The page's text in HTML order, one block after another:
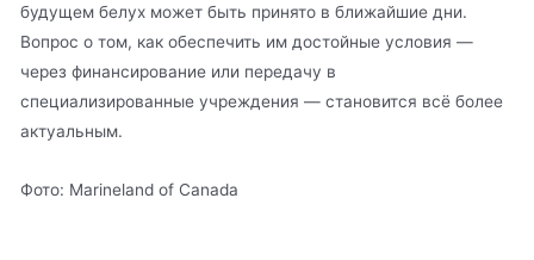
будущем белух может быть принято в ближайшие дни.
Вопрос о том, как обеспечить им достойные условия —
через финансирование или передачу в
специализированные учреждения — становится всё более
актуальным.
Фото: Marineland of Canada